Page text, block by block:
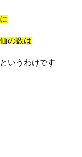
の数は
というわけです